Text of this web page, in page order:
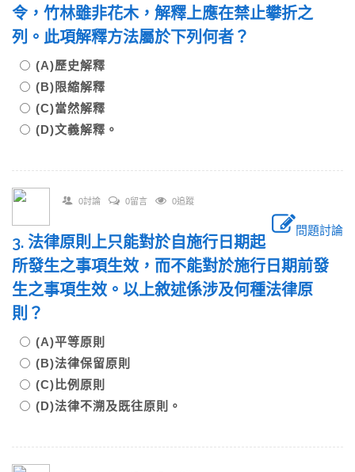
令，竹林雖非花木，解釋上應在禁止攀折之
列。此項解釋方法屬於下列何者？
(A)歷史解釋
(B)限縮解釋
(C)當然解釋
(D)文義解釋。
0討論 0留言 0追蹤
問題討論
3. 法律原則上只能對於自施行日期起
所發生之事項生效，而不能對於施行日期前發
生之事項生效。以上敘述係涉及何種法律原
則？
(A)平等原則
(B)法律保留原則
(C)比例原則
(D)法律不溯及既往原則。